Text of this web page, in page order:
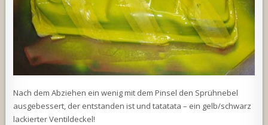
Nach dem Abziehen ein wenig mit dem Pinsel den Sprühnebel
ausgebessert, der entstanden ist und tatatata – ein gelb/schwarz
lackierter Ventildeckel!